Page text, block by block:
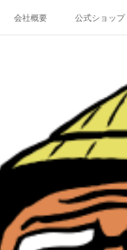
会社概要 公式ショップ